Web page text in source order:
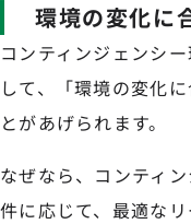
環境の変化に
コンティンジェンシ
して、「環境の変化
とがあげられます。
なぜなら、コンティ
件に応じて、最適な